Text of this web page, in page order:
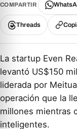
COMPARTIR
Threads
La startup Even
levantó US$150
liderada por
operación que la
millones mientras
inteligentes.